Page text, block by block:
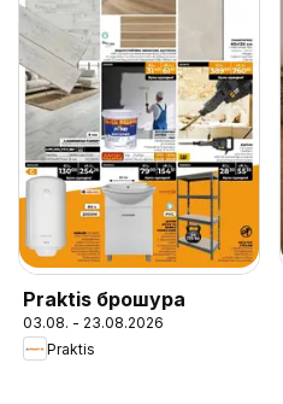
Praktis брошура
03.08. - 23.08.2026
Praktis